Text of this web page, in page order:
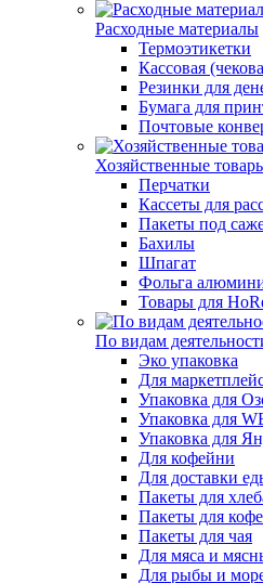
Расходные материалы
Термоэтикетки
Кассовая
Резинки для
Бумага для
Почтовые
Хозяйственные
Перчатки
Кассеты для
Пакеты под
Бахилы
Шпагат
Фольга
Товары для
По видам
Эко упаковка
Для
Упаковка для
Упаковка для
Упаковка для
Для кофейни
Для доставки
Пакеты для
Пакеты для кофе
Пакеты для чая
Для мяса и
Для рыбы и